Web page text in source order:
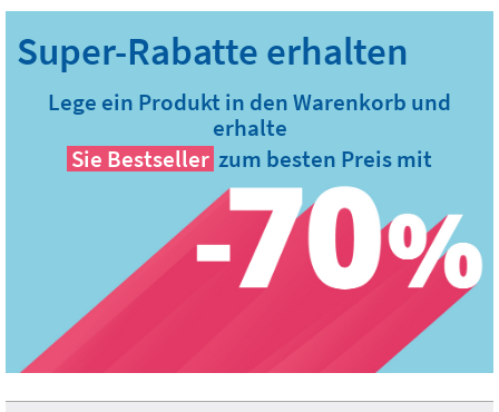
Lege ein Produkt in den Warenkorb und
erhalte
Sie Bestseller zum besten Preis mit